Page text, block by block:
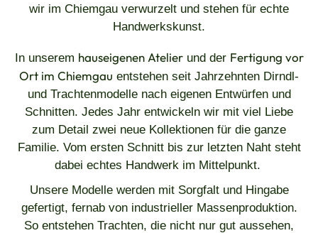
wir im Chiemgau verwurzelt und stehen für echte
Handwerkskunst.
In unserem hauseigenen Atelierund der Fertigung vor
Ort im Chiemgau entstehen seit Jahrzehnten Dirndl-
und Trachtenmodelle nach eigenen Entwürfen und
Schnitten. Jedes Jahr entwickeln wir mit viel Liebe
zum Detail zwei neue Kollektionen für die ganze
Familie. Vom ersten Schnitt bis zur letzten Naht steht
dabei echtes Handwerk im Mittelpunkt.
Unsere Modelle werden mit Sorgfalt und Hingabe
gefertigt, fernab von industrieller Massenproduktion.
So entstehen Trachten, die nicht nur gut aussehen,